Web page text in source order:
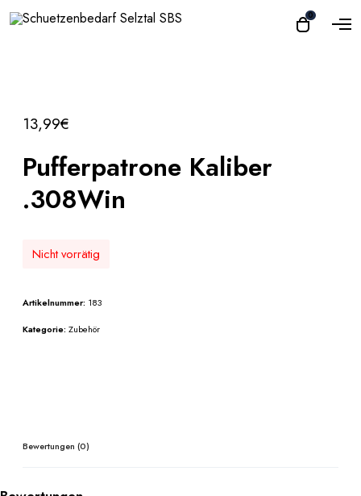
O0
O
13,99€
Pufferpatrone Kaliber
.308Win
Nicht vorrätig
Artikelnummer: 183
Kategorie: Zubehör
Bewertungen (0)